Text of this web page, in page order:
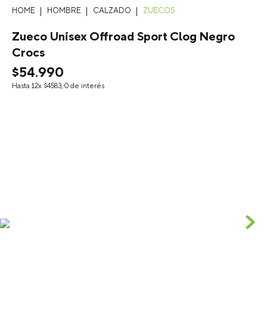
HOMBRE CALZADO ZUECOS
Zueco Unisex Offroad Sport Clog Negro
Crocs
$54.990
Hasta 12x $4583, 0 de interés